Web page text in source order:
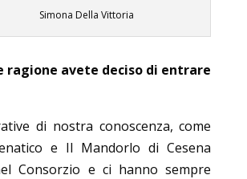
Simona Della Vittoria
ragione avete deciso di entrare
di nostra conoscenza, come
e Il Mandorlo di Cesena
Consorzio e ci hanno sempre